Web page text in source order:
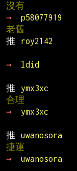
沒有
→
p58077919
老舊
推
roy2142
→
ldid
推
ymx3xc
合理
→
ymx3xc
推
uwanosora
捷運
→
uwanosora